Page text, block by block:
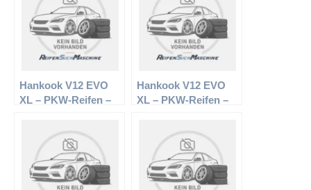
Hankook V12 EVO
XL – PKW-Reifen –
Hankook V12 EVO
XL – PKW-Reifen –